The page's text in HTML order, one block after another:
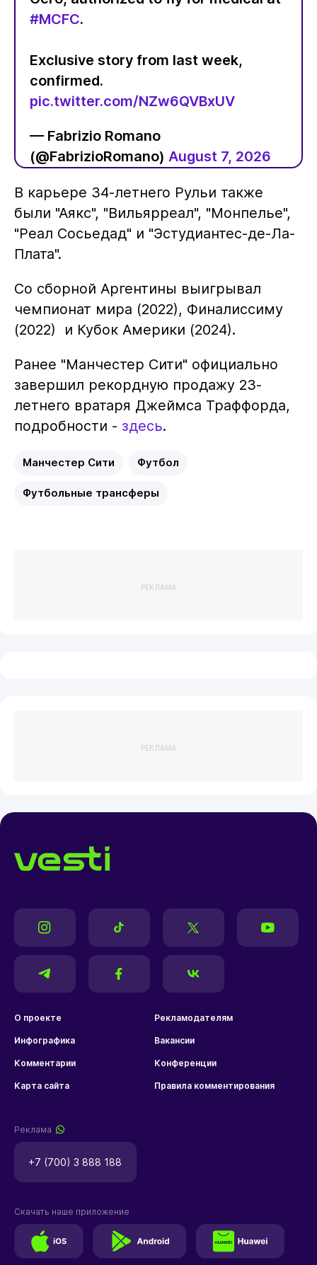
#MCFC.
Exclusive story from last week,
confirmed.
pic.twitter.com/NZw6QVBxUV
— Fabrizio Romano
(@FabrizioRomano) August 7, 2026
В карьере 34-летнего Рульи также
были "Аякс", "Вильярреал", "Монпелье",
"Реал Сосьедад" и "Эстудиантес-де-Ла-
Плата".
Со сборной Аргентины выигрывал
чемпионат мира (2022), Финалиссиму
(2022) и Кубок Америки (2024).
Ранее "Манчестер Сити" официально
завершил рекордную продажу 23-
летнего вратаря Джеймса Траффорда,
подробности - здесь.
Манчестер Сити Футбол
Футбольные трансферы
РЕКЛАМА
РЕКЛАМА
О проекте Рекламодателям
Инфографика Вакансии
Комментарии Конференции
Карта сайта Правила комментирования
Реклама
+7 (700) 3 888 188
Скачать наше приложение